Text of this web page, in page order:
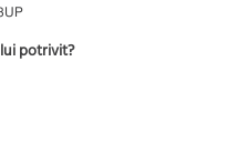
potrivit?